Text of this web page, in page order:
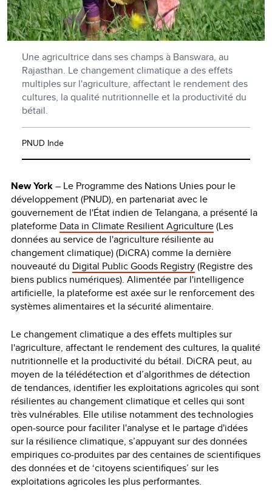
Une agricultrice dans ses champs à Banswara, au
Rajasthan. Le changement climatique a des effets
multiples sur l'agriculture, affectant le rendement des
cultures, la qualité nutritionnelle et la productivité du
bétail.
PNUD Inde
New York– Le Programme des Nations Unies pour le
développement (PNUD), en partenariat avec le
gouvernement de l'État indien de Telangana, a présenté la
plateforme Data in Climate Resilient Agriculture(Les
données au service de l'agriculture résiliente au
changement climatique) (DiCRA) comme la dernière
nouveauté du Digital Public Goods Registry(Registre des
biens publics numériques). Alimentée par l'intelligence
artificielle, la plateforme est axée sur le renforcement des
systèmes alimentaires et la sécurité alimentaire.
Le changement climatique a des effets multiples sur
l'agriculture, affectant le rendement des cultures, la qualité
nutritionnelle et la productivité du bétail. DiCRA peut, au
moyen de la télédétection et d’algorithmes de détection
de tendances, identifier les exploitations agricoles qui sont
résilientes au changement climatique et celles qui sont
très vulnérables. Elle utilise notamment des technologies
open-source pour faciliter l'analyse et le partage d'idées
sur la résilience climatique, s’appuyant sur des données
empiriques co-produites par des centaines de scientifiques
des données et de ‘citoyens scientifiques’ sur les
exploitations agricoles les plus performantes.